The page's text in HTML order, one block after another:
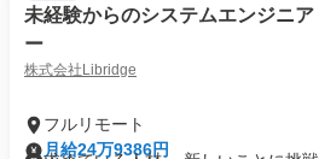
未経験からのシステムエンジニ
ー
株式会社Libridge
フルリモート
月給24万9386円